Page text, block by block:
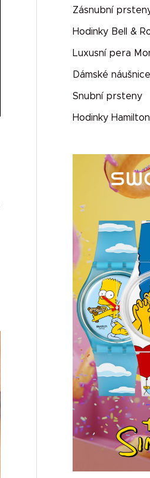
Zásnubní
Hodinky Bell &
Luxusní pera
Dámské náušnice
Snubní prsteny
Hodinky Hamilton